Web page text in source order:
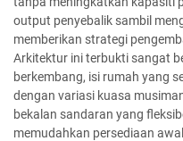
output penyebalik sambil
memberikan strategi
Arkitektur ini terbukti sangat
berkembang, isi rumah yang
dengan variasi kuasa
bekalan sandaran yang
memudahkan persediaan